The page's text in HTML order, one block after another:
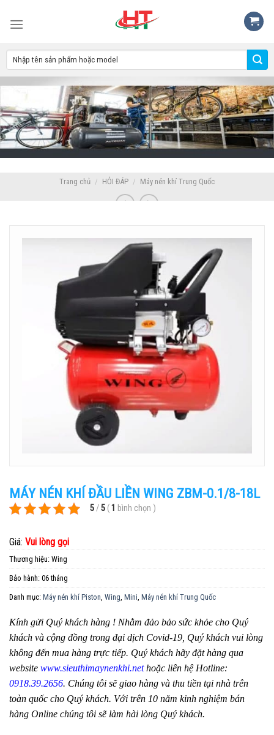
Trang chủ / HỎI ĐÁP / Máy nén khí Trung Quốc
MÁY NÉN KHÍ ĐẦU LIỀN WING ZBM-0.1/8-18L
5/5 (1 bình chọn )
Giá: Vui lòng gọi
Thương hiệu: Wing
Bảo hành: 06 tháng
Danh mục: Máy nén khí Piston, Wing, Mini, Máy nén khí Trung Quốc
Kính gửi Quý khách hàng ! Nhằm đảo bảo sức khỏe cho Quý
khách và cộng đồng trong đại dịch Covid-19, Quý khách vui lòng
không đến mua hàng trực tiếp. Quý khách hãy đặt hàng qua
website www.sieuthimaynenkhi.nethoặc liên hệ Hotline:
0918.39.2656. Chúng tôi sẽ giao hàng và thu tiền tại nhà trên
toàn quốc cho Quý khách. Với trên 10 năm kinh nghiệm bán
hàng Online chúng tôi sẽ làm hài lòng Quý khách.